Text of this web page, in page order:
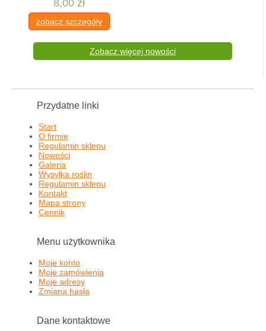
8,00 zł
zobacz szczegóły
Zobacz więcej nowości
Przydatne linki
Start
O firmie
Regulamin sklepu
Nowości
Galeria
Wysyłka roślin
Regulamin sklepu
Kontakt
Mapa strony
Cennik
Menu użytkownika
Moje konto
Moje zamówienia
Moje adresy
Zmiana hasła
Dane kontaktowe